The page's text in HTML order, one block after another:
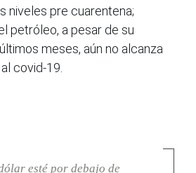
niveles pre cuarentena;
petróleo, a pesar de su
meses, aún no alcanza
covid-19.
esté por debajo de